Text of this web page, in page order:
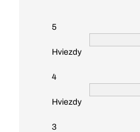
5
Hviezdy
4
Hviezdy
3